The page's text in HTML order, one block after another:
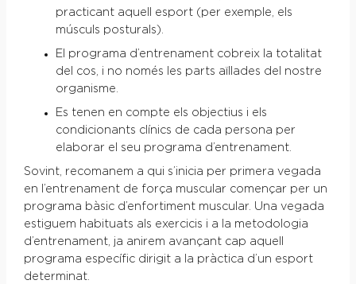
practicant aquell esport (per exemple, els
músculs posturals).
El programa d’entrenament cobreix la totalitat
del cos, i no només les parts aïllades del nostre
organisme.
Es tenen en compte els objectius i els
condicionants clínics de cada persona per
elaborar el seu programa d’entrenament.
Sovint, recomanem a qui s’inicia per primera vegada
en l’entrenament de força muscular començar per un
programa bàsic d’enfortiment muscular. Una vegada
estiguem habituats als exercicis i a la metodologia
d’entrenament, ja anirem avançant cap aquell
programa específic dirigit a la pràctica d’un esport
determinat.